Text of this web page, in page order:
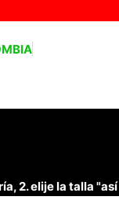
2. elije la talla